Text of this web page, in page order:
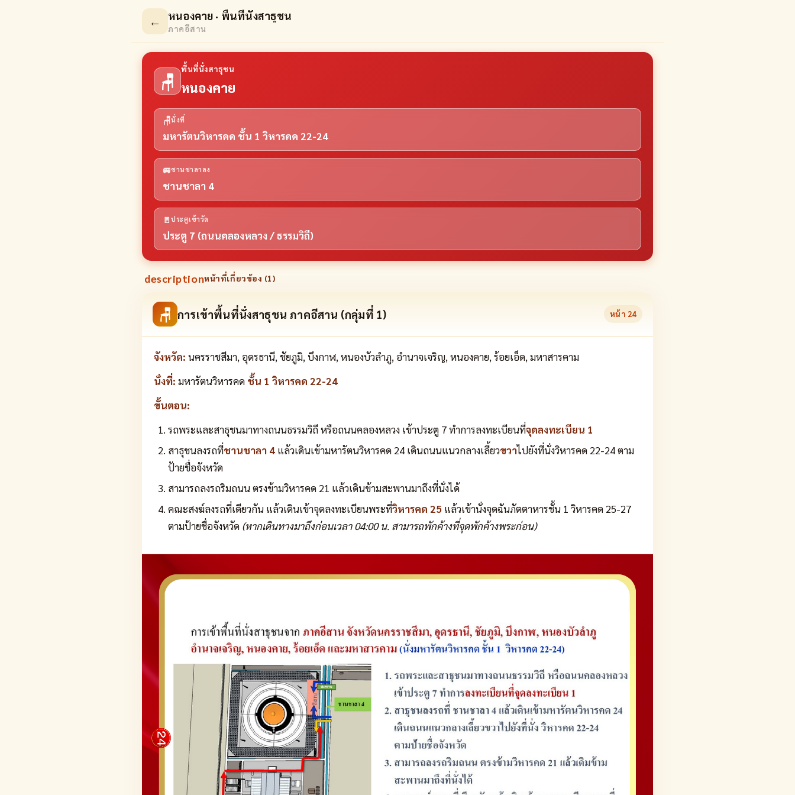
← หนองคาย · พื้นที่นั่งสาธุชน
ภาคอีสาน
🪑
พื้นที่นั่งสาธุชน
หนองคาย
🪑นั่งที่
มหารัตนวิหารคด ชั้น 1 วิหารคด 22-24
🚐ชานชาลาลง
ชานชาลา 4
🚪ประตูเข้าวัด
ประตู 7 (ถนนคลองหลวง / ธรรมวิถี)
descriptionหน้าที่เกี่ยวข้อง (1)
🪑 การเข้าพื้นที่นั่งสาธุชน ภาคอีสาน (กลุ่มที่ 1) หน้า 24
จังหวัด: นครราชสีมา, อุดรธานี, ชัยภูมิ, บึงกาฬ, หนองบัวลำภู, อำนาจเจริญ, หนองคาย, ร้อยเอ็ด, มหาสารคาม
นั่งที่: มหารัตนวิหารคด ชั้น 1 วิหารคด 22-24
ขั้นตอน:
รถพระและสาธุชนมาทางถนนธรรมวิถี หรือถนนคลองหลวง เข้าประตู 7 ทำการลงทะเบียนที่จุดลงทะเบียน 1
สาธุชนลงรถที่ชานชาลา 4 แล้วเดินเข้ามหารัตนวิหารคด 24 เดินถนนแนวกลางเลี้ยวขวาไปยังที่นั่งวิหารคด 22-24 ตาม
ป้ายชื่อจังหวัด
สามารถลงรถริมถนน ตรงข้ามวิหารคด 21 แล้วเดินข้ามสะพานมาถึงที่นั่งได้
คณะสงฆ์ลงรถที่เดียวกัน แล้วเดินเข้าจุดลงทะเบียนพระที่วิหารคด 25 แล้วเข้านั่งจุดฉันภัตตาหารชั้น 1 วิหารคด 25-27
ตามป้ายชื่อจังหวัด (หากเดินทางมาถึงก่อนเวลา 04:00 น. สามารถพักค้างที่จุดพักค้างพระก่อน)